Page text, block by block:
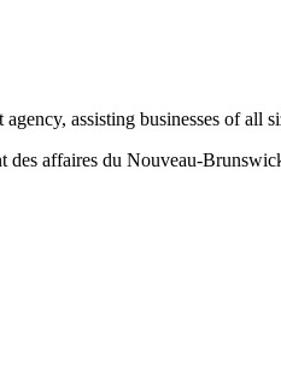
assisting businesses of all
affaires du Nouveau-